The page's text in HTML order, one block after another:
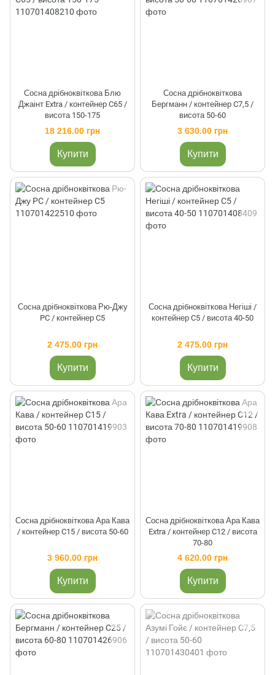
Сосна дрібноквіткова Блю
Джаінт Extra / контейнер C65 /
висота 150-175
18 216.00 грн
Купити
Сосна дрібноквіткова
Бергманн / контейнер C7,5 /
висота 50-60
3 630.00 грн
Купити
Сосна дрібноквіткова Рю-Джу
PC / контейнер C5
2 475.00 грн
Купити
Сосна дрібноквіткова Негіші /
контейнер C5 / висота 40-50
2 475.00 грн
Купити
Сосна дрібноквіткова Ара Кава
/ контейнер C15 / висота 50-60
3 960.00 грн
Купити
Сосна дрібноквіткова Ара Кава
Extra / контейнер C12 / висота
70-80
4 620.00 грн
Купити